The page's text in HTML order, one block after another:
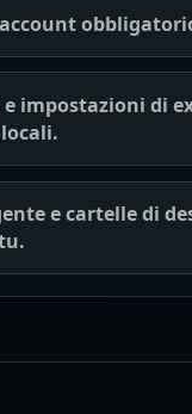
impostazioni di
e cartelle di